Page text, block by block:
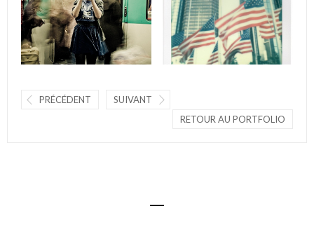
PRÉCÉDENT
SUIVANT
RETOUR AU PORTFOLIO